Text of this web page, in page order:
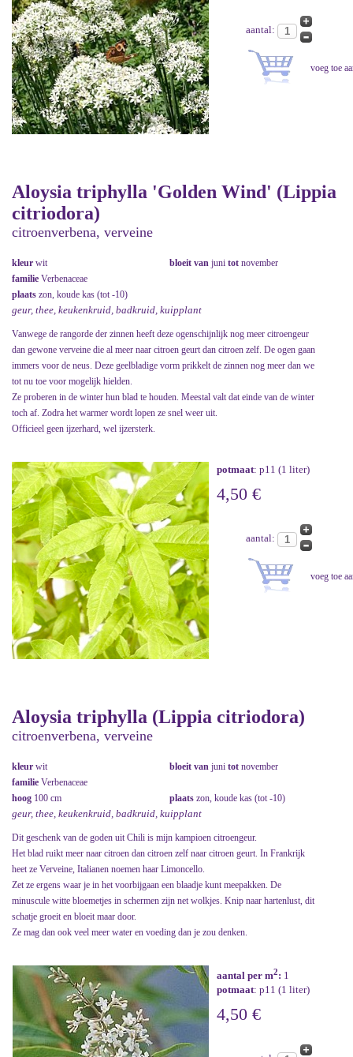
aantal:
Aloysia triphylla 'Golden Wind' (Lippia
citriodora)
citroenverbena, verveine
kleur wit bloeit van juni tot november
familie Verbenaceae
plaats zon, koude kas (tot -10)
geur, thee, keukenkruid, badkruid, kuipplant
Vanwege de rangorde der zinnen heeft deze ogenschijnlijk nog meer citroengeur
dan gewone verveine die al meer naar citroen geurt dan citroen zelf. De ogen gaan
immers voor de neus. Deze geelbladige vorm prikkelt de zinnen nog meer dan we
tot nu toe voor mogelijk hielden.
Ze proberen in de winter hun blad te houden. Meestal valt dat einde van de winter
toch af. Zodra het warmer wordt lopen ze snel weer uit.
Officieel geen ijzerhard, wel ijzersterk.
potmaat: p11 (1 liter)
4,50 €
aantal:
Aloysia triphylla (Lippia citriodora)
citroenverbena, verveine
kleur wit bloeit van juni tot november
familie Verbenaceae
hoog 100 cm plaats zon, koude kas (tot -10)
geur, thee, keukenkruid, badkruid, kuipplant
Dit geschenk van de goden uit Chili is mijn kampioen citroengeur.
Het blad ruikt meer naar citroen dan citroen zelf naar citroen geurt. In Frankrijk
heet ze Verveine, Italianen noemen haar Limoncello.
Zet ze ergens waar je in het voorbijgaan een blaadje kunt meepakken. De
minuscule witte bloemetjes in schermen zijn net wolkjes. Knip naar hartenlust, dit
schatje groeit en bloeit maar door.
Ze mag dan ook veel meer water en voeding dan je zou denken.
aantal per m2: 1
potmaat: p11 (1 liter)
4,50 €